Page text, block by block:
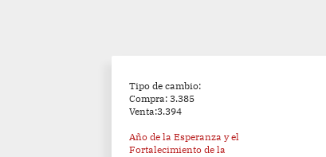
Tipo de cambio:
Compra: 3.385
Venta:3.394
Año de la Esperanza y el
Fortalecimiento de la